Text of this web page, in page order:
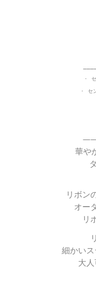
・
・ セ
華や
リボン
オー
リ
細かい
大